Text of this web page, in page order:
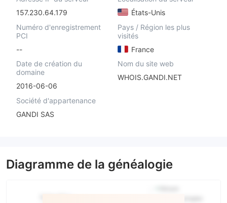
157.230.64.179
États-Unis
Numéro d'enregistrement
PCI
--
Pays / Région les plus
visités
France
Date de création du
domaine
2016-06-06
Nom du site web
WHOIS.GANDI.NET
Société d'appartenance
GANDI SAS
Diagramme de la généalogie